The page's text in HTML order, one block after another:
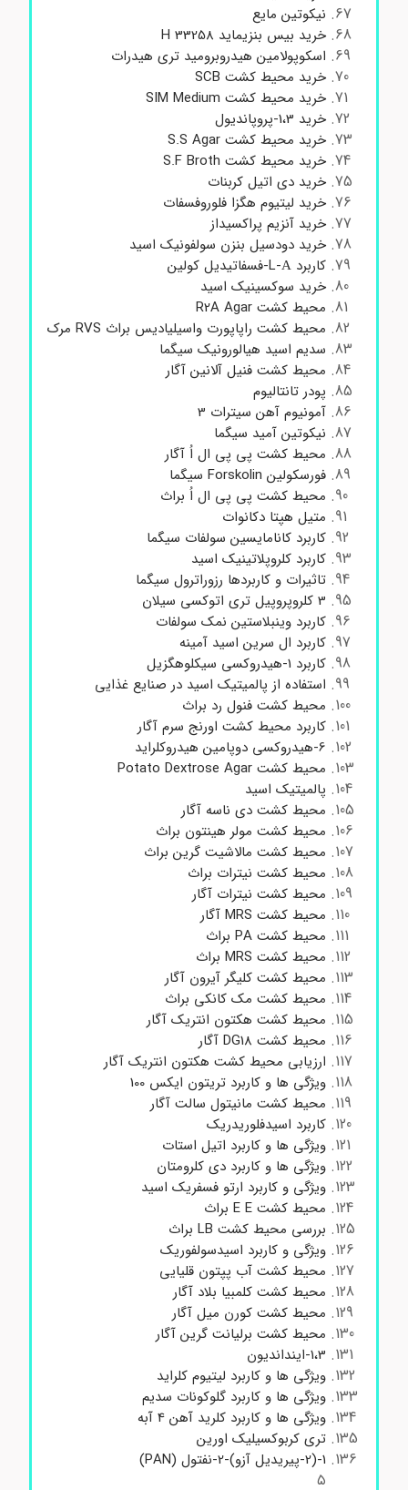
نیکوتین مایع
خرید بیس بنزیماید H 33258
اسکوپولامین هیدروبرومید تری هیدرات
خرید محیط کشت SCB
خرید محیط کشت SIM Medium
خرید 1،3-پروپاندیول
خرید محیط کشت S.S Agar
خرید محیط کشت S.F Broth
خرید دی اتیل کربنات
خرید لیتیوم هگزا فلوروفسفات
خرید آنزیم پراکسیداز
خرید دودسیل بنزن سولفونیک اسید
کاربرد L-Α-فسفاتیدیل کولین
خرید سوکسینیک اسید
محیط کشت R2A Agar
محیط کشت راپاپورت واسیلیادیس براث RVS مرک
سدیم اسید هیالورونیک سیگما
محیط کشت فنیل آلانین آگار
پودر تانتالیوم
آمونیوم آهن سیترات 3
نیکوتین آمید سیگما
محیط کشت پی پی ال اُ آگار
فورسکولین Forskolin سیگما
محیط کشت پی پی ال اُ براث
متیل هپتا دکانوات
کاربرد کانامایسین سولفات سیگما
کاربرد کلروپلاتینیک اسید
تاثیرات و کاربردها رزوراترول سیگما
3 کلروپروپیل تری اتوکسی سیلان
کاربرد وینبلاستین نمک سولفات
کاربرد ال سرین اسید آمینه
کاربرد 1-هیدروکسی سیکلوهگزیل
استفاده از پالمیتیک اسید در صنایع غذایی
محیط کشت فنول رد براث
کاربرد محیط کشت اورنج سرم آگار
6-هیدروکسی دوپامین هیدروکلراید
محیط کشت Potato Dextrose Agar
پالمیتیک اسید
محیط کشت دی ناسه آگار
محیط کشت مولر هینتون براث
محیط کشت مالاشیت گرین براث
محیط کشت نیترات براث
محیط کشت نیترات آگار
محیط کشت MRS آگار
محیط کشت PA براث
محیط کشت MRS براث
محیط کشت کلیگر آیرون آگار
محیط کشت مک کانکی براث
محیط کشت هکتون انتریک آگار
محیط کشت DG18 آگار
ارزیابی محیط کشت هکتون انتریک آگار
ویژگی ها و کاربرد تریتون ایکس 100
محیط کشت مانیتول سالت آگار
کاربرد اسیدفلوریدریک
ویژگی ها و کاربرد اتیل استات
ویژگی ها و کاربرد دی کلرومتان
ویژگی و کاربرد ارتو فسفریک اسید
محیط کشت E E براث
بررسی محیط کشت LB براث
ویژگی و کاربرد اسیدسولفوریک
محیط کشت آب پپتون قلیایی
محیط کشت کلمبیا بلاد آگار
محیط کشت کورن میل آگار
محیط کشت برلیانت گرین آگار
1،3-اینداندیون
ویژگی ها و کاربرد لیتیوم کلراید
ویژگی ها و کاربرد گلوکونات سدیم
ویژگی ها و کاربرد کلرید آهن 4 آبه
تری کربوکسیلیک اورین
1-(2-پیریدیل آزو)-2-نفتول (PAN)